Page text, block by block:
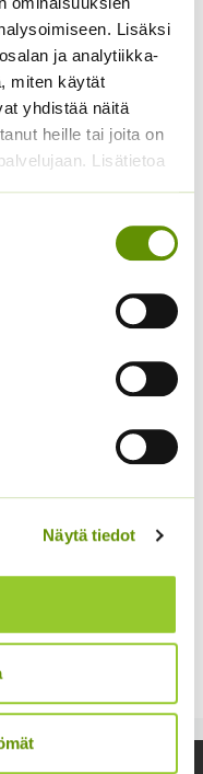
Lisäksi
ja analytiikka-
miten käytät
yhdistää näitä
heille tai joita on
Lisätietoa
Näytä tiedot
€
Dalli